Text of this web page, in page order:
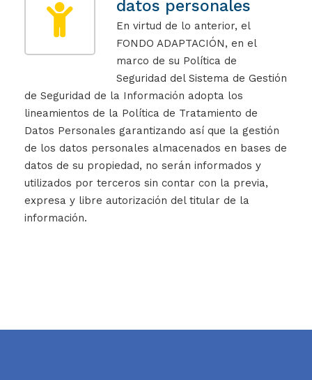
datos personales
En virtud de lo anterior, el
FONDO ADAPTACIÓN, en el
marco de su Política de
Seguridad del Sistema de Gestión
de Seguridad de la Información adopta los
lineamientos de la Política de Tratamiento de
Datos Personales garantizando así que la gestión
de los datos personales almacenados en bases de
datos de su propiedad, no serán informados y
utilizados por terceros sin contar con la previa,
expresa y libre autorización del titular de la
información.